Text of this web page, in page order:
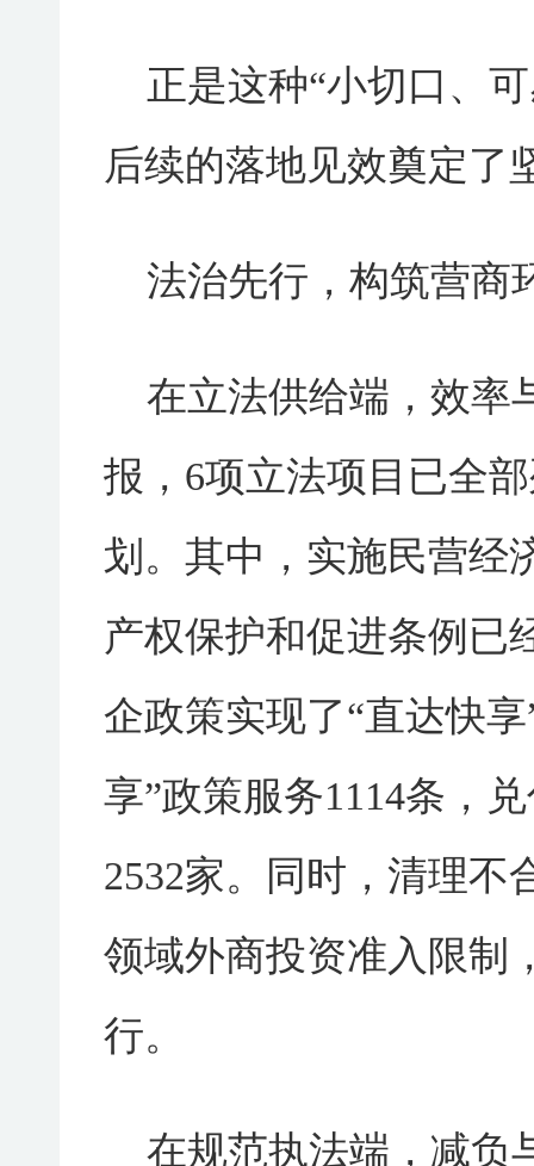
正是这种“小切口、
后续的落地见效奠定了
法治先行，构筑营商
在立法供给端，效率
报，6项立法项目已全
划。其中，实施民营经
产权保护和促进条例已
企政策实现了“直达快
享”政策服务1114条，
2532家。同时，清理不
领域外商投资准入限制
行。
在规范执法端，减负